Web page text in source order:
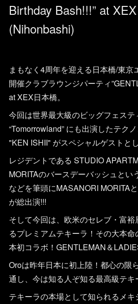
Birthday Bash!!!” at
(Nihonbashi)
まもなく4周年を迎える日本橋/東京
開催クラブラウンジパーティ
at XEX日本橋。
今回は世界最大級のビッグフェステ
“Tomorrowland” にも出演したテク
"KEN ISHII" がスペシャルゲストと
レジデントである STUDIO
MORITAのバースデーバッシュとい
などを筆頭にMASANORI MORITA
が総出演!!!
そして今回は、欧米のセレブ・富
るプレミアムテキーラ！その大本命
本初コラボ！GENTLEMAN＆
Oroは昨年日本に初上陸！都心の限
通し、今は知る人ぞ知る最高級テキ
テキーラの本場として知られるメ